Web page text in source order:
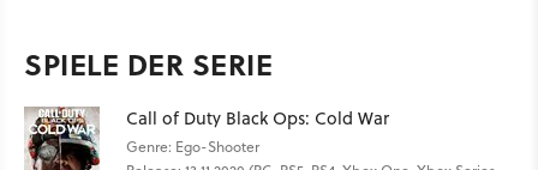
SPIELE DER SERIE
Call of Duty Black Ops: Cold War
Genre: Ego-Shooter